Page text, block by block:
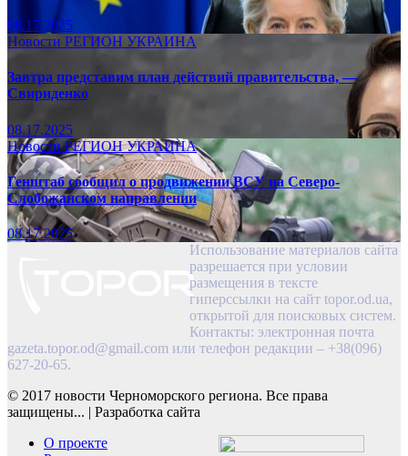
08.17.2025
Новости РЕГИОН УКРАИНА
Завтра представим план действий правительства, —
Свириденко
08.17.2025
НовостиРЕГИОНУКРАИНА
Генштаб сообщил о продвижении ВСУ на Северо-
Слобожанском направлении
08.17.2025
Использование материалов сайта
разрешается при условии
размещения в тексте
гиперссылки на сайт topor.od.ua,
открытой для поисковых систем.
Контакты: электронная почта
gazeta.topor.od@gmail.com или телефон редакции – +38(096)
627-20-65.
© 2017 новости Черноморского региона. Все права
защищены... | Разработка сайта
О проекте